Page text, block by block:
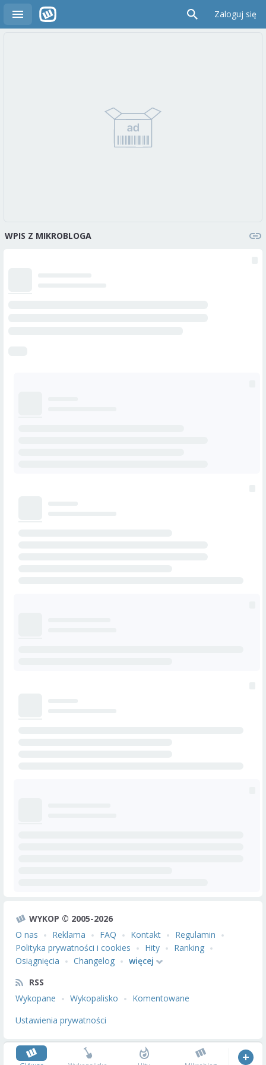
Zaloguj się
WPIS Z MIKROBLOGA
WYKOP © 2005-2026
O nas
Reklama FAQ Kontakt
Regulamin
Polityka prywatności i cookies
Hity
Ranking
Osiągnięcia
Changelog
więcej
RSS
Wykopane
Wykopalisko
Komentowane
Ustawienia prywatności